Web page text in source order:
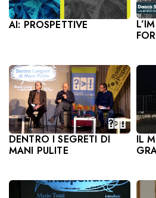
AI: PROSPETTIVE
DENTRO I SEGRETI DI
MANI PULITE
IL